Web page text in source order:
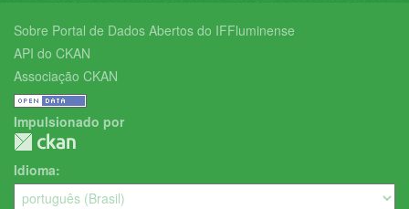
Sobre Portal de Dados Abertos do IFFluminense
API do CKAN
Associação CKAN
Impulsionado por
Idioma